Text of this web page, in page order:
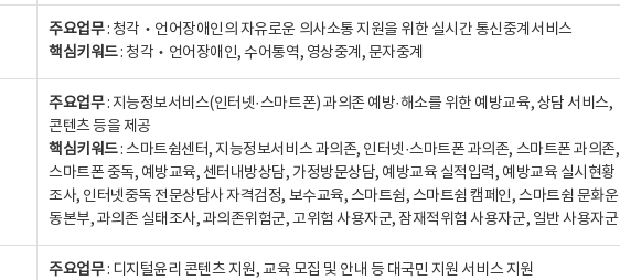
주요업무: 청각‧언어장애인의 자유로운 의사소통 지원을 위한 실시간 통신중계서비스
핵심키워드: 청각‧언어장애인, 수어통역, 영상중계, 문자중계
주요업무: 지능정보서비스(인터넷·스마트폰) 과의존 예방·해소를 위한 예방교육, 상담 서비스,
콘텐츠 등을 제공
핵심키워드: 스마트쉼센터, 지능정보서비스 과의존, 인터넷·스마트폰 과의존, 스마트폰 과의존,
스마트폰 중독, 예방교육, 센터내방상담, 가정방문상담, 예방교육 실적입력, 예방교육 실시현황
조사, 인터넷중독 전문상담사 자격검정, 보수교육, 스마트쉼, 스마트쉼 캠페인, 스마트쉼 문화운
동본부, 과의존 실태조사, 과의존위험군, 고위험 사용자군, 잠재적위험 사용자군, 일반 사용자군
주요업무: 디지털윤리 콘텐츠 지원, 교육 모집 및 안내 등 대국민 지원 서비스 지원